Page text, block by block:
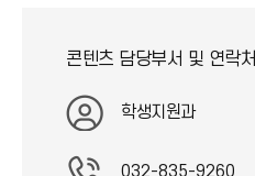
콘텐츠 담당부서 및 연락처
학생지원과
032-835-9260